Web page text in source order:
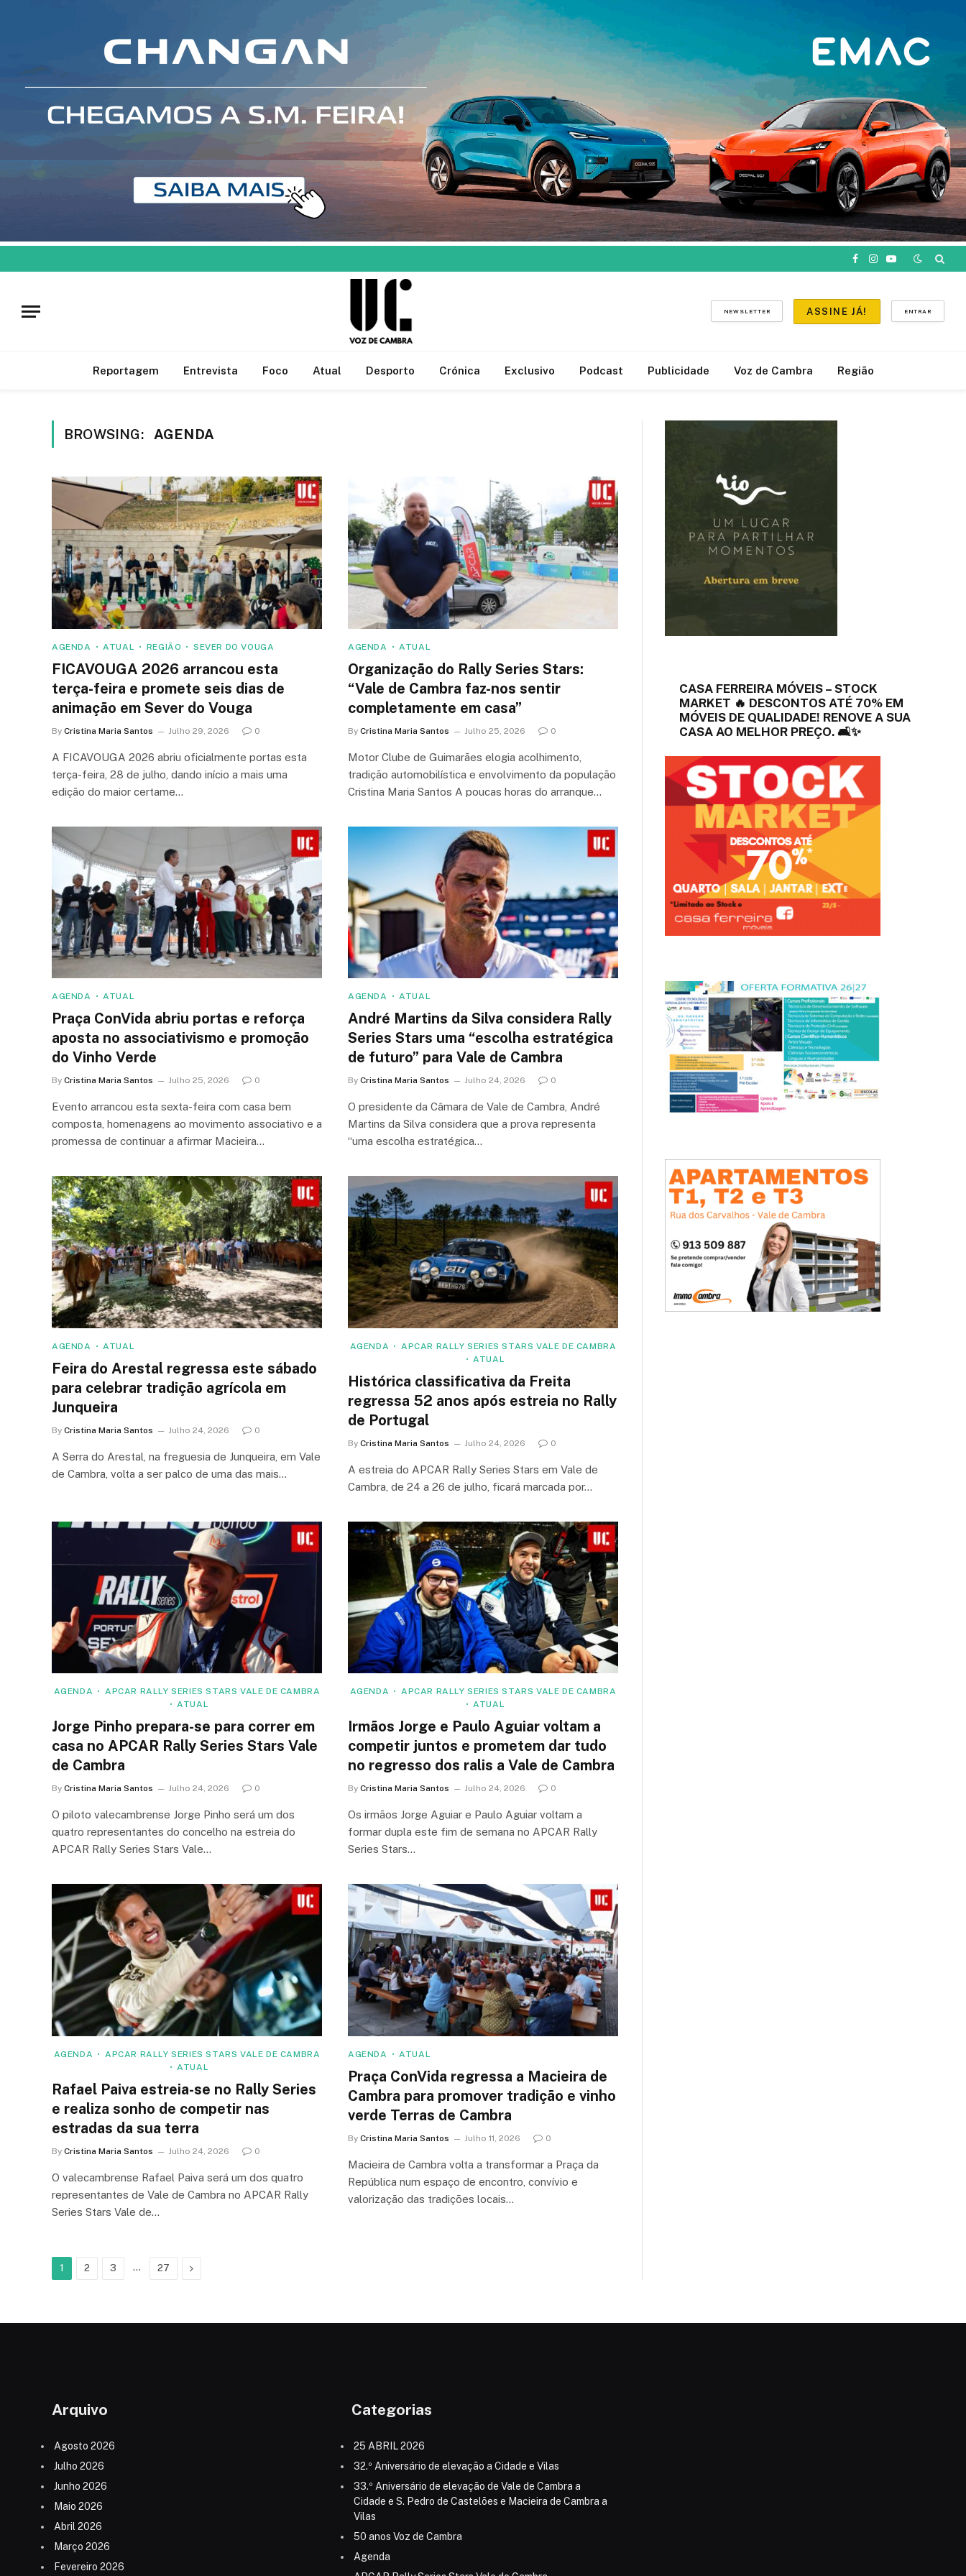
Facebook
Instagram
YouTube
NEWSLETTER ASSINE JÁ! ENTRAR
Reportagem Entrevista Foco Atual Desporto Crónica Exclusivo Podcast Publicidade Voz de Cambra Região
BROWSING: AGENDA
AGENDA ATUAL REGIÃO SEVER DO VOUGA
FICAVOUGA 2026 arrancou esta
terça-feira e promete seis dias de
animação em Sever do Vouga
By Cristina Maria Santos Julho 29, 2026 0
A FICAVOUGA 2026 abriu oficialmente portas esta
terça-feira, 28 de julho, dando início a mais uma
edição do maior certame…
AGENDA ATUAL
Organização do Rally Series Stars:
“Vale de Cambra faz-nos sentir
completamente em casa”
By Cristina Maria Santos Julho 25, 2026 0
Motor Clube de Guimarães elogia acolhimento,
tradição automobilística e envolvimento da população
Cristina Maria Santos A poucas horas do arranque…
AGENDA ATUAL
Praça ConVida abriu portas e reforça
aposta no associativismo e promoção
do Vinho Verde
By Cristina Maria Santos Julho 25, 2026 0
Evento arrancou esta sexta-feira com casa bem
composta, homenagens ao movimento associativo e a
promessa de continuar a afirmar Macieira…
AGENDA ATUAL
André Martins da Silva considera Rally
Series Stars uma “escolha estratégica
de futuro” para Vale de Cambra
By Cristina Maria Santos Julho 24, 2026 0
O presidente da Câmara de Vale de Cambra, André
Martins da Silva considera que a prova representa
“uma escolha estratégica…
AGENDA ATUAL
Feira do Arestal regressa este sábado
para celebrar tradição agrícola em
Junqueira
By Cristina Maria Santos Julho 24, 2026 0
A Serra do Arestal, na freguesia de Junqueira, em Vale
de Cambra, volta a ser palco de uma das mais…
AGENDA
APCAR RALLY SERIES STARS VALE DE CAMBRA
ATUAL
Histórica classificativa da Freita
regressa 52 anos após estreia no Rally
de Portugal
By Cristina Maria Santos Julho 24, 2026 0
A estreia do APCAR Rally Series Stars em Vale de
Cambra, de 24 a 26 de julho, ficará marcada por…
AGENDA
APCAR RALLY SERIES STARS VALE DE CAMBRA
ATUAL
Jorge Pinho prepara-se para correr em
casa no APCAR Rally Series Stars Vale
de Cambra
By Cristina Maria Santos Julho 24, 2026 0
O piloto valecambrense Jorge Pinho será um dos
quatro representantes do concelho na estreia do
APCAR Rally Series Stars Vale…
AGENDA
APCAR RALLY SERIES STARS VALE DE CAMBRA
ATUAL
Irmãos Jorge e Paulo Aguiar voltam a
competir juntos e prometem dar tudo
no regresso dos ralis a Vale de Cambra
By Cristina Maria Santos Julho 24, 2026 0
Os irmãos Jorge Aguiar e Paulo Aguiar voltam a
formar dupla este fim de semana no APCAR Rally
Series Stars…
AGENDA
APCAR RALLY SERIES STARS VALE DE CAMBRA
ATUAL
Rafael Paiva estreia-se no Rally Series
e realiza sonho de competir nas
estradas da sua terra
By Cristina Maria Santos Julho 24, 2026 0
O valecambrense Rafael Paiva será um dos quatro
representantes de Vale de Cambra no APCAR Rally
Series Stars Vale de…
AGENDA ATUAL
Praça ConVida regressa a Macieira de
Cambra para promover tradição e vinho
verde Terras de Cambra
By Cristina Maria Santos Julho 11, 2026 0
Macieira de Cambra volta a transformar a Praça da
República num espaço de encontro, convívio e
valorização das tradições locais…
1 2 3 … 27 Next
CASA FERREIRA MÓVEIS – STOCK
MARKET 🔥 DESCONTOS ATÉ 70% EM
MÓVEIS DE QUALIDADE! RENOVE A SUA
CASA AO MELHOR PREÇO. 🛋️✨
Arquivo
Agosto 2026
Julho 2026
Junho 2026
Maio 2026
Abril 2026
Março 2026
Fevereiro 2026
Categorias
25 ABRIL 2026
32.º Aniversário de elevação a Cidade e Vilas
33.º Aniversário de elevação de Vale de Cambra a
Cidade e S. Pedro de Castelões e Macieira de Cambra a
Vilas
50 anos Voz de Cambra
Agenda